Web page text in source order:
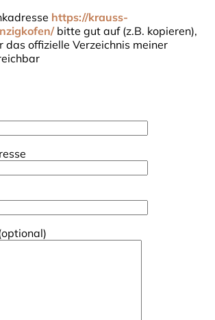
https://krauss-
bitte gut auf (z.B. kopieren),
das offizielle Verzeichnis meiner